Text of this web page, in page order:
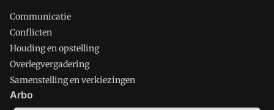
Communicatie
Conflicten
Houding en opstelling
Overlegvergadering
Samenstelling en verkiezingen
Arbo